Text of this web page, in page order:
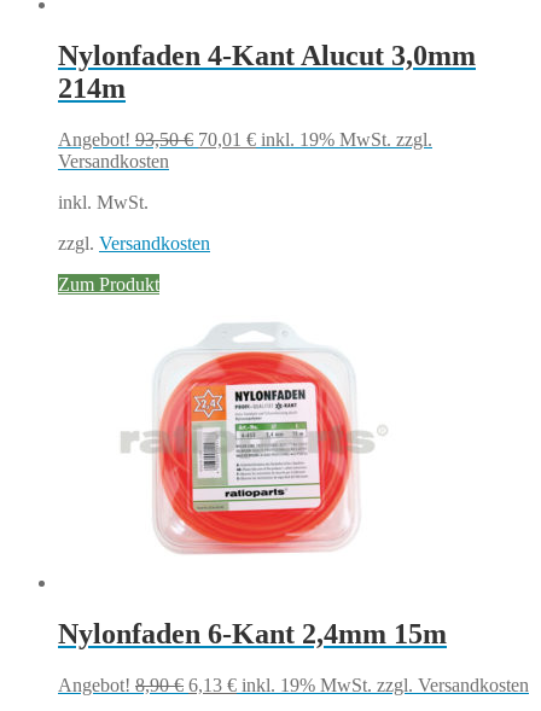
Nylonfaden 4-Kant Alucut 3,0mm
214m
Angebot! 93,50€ Ursprünglicher
70,01 €Aktueller
inkl. 19% MwSt. zzgl.
Versandkosten
inkl. MwSt.
zzgl. Versandkosten
Zum Produkt
Nylonfaden 6-Kant 2,4mm 15m
Angebot! 8,90€ Ursprünglicher
6,13 €Aktueller
inkl. 19% MwSt. zzgl. Versandkosten